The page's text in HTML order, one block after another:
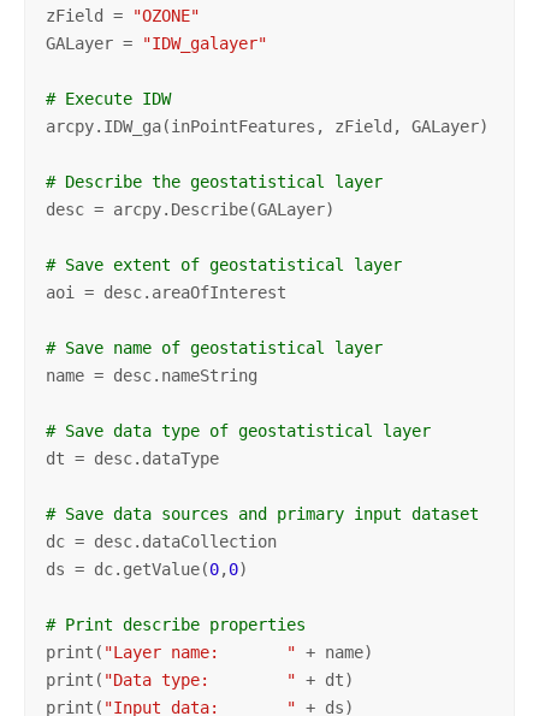
zField =
"OZONE"
GALayer =
"IDW_galayer"
# Execute IDW
arcpy.IDW_ga(inPointFeatures, zField, GALayer)
# Describe the geostatistical layer
desc = arcpy.Describe(GALayer)
# Save extent of geostatistical layer
aoi = desc.areaOfInterest
# Save name of geostatistical layer
name = desc.nameString
# Save data type of geostatistical layer
dt = desc.dataType
# Save data sources and primary input dataset
dc = desc.dataCollection
ds = dc.getValue(0,0)
# Print describe properties
print( "Layer name:       " + name)
print( "Data type:        " + dt)
print( "Input data:       " + ds)